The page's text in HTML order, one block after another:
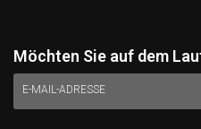
Möchten Sie auf dem
E-MAIL-ADRESSE